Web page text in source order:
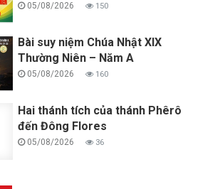
05/08/2026 150
Bài suy niệm Chúa Nhật XIX
Thường Niên – Năm A
05/08/2026 160
Hai thánh tích của thánh Phêrô
đến Đông Flores
05/08/2026 36